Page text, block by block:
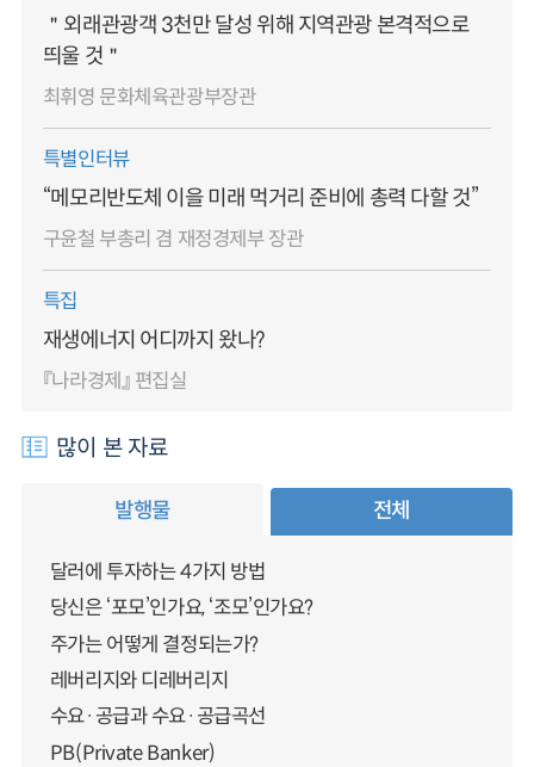
＂외래관광객 3천만 달성 위해 지역관광 본격적으로
띄울 것＂
최휘영 문화체육관광부장관
특별인터뷰
“메모리반도체 이을 미래 먹거리 준비에 총력 다할 것”
구윤철 부총리 겸 재정경제부 장관
특집
재생에너지 어디까지 왔나?
『나라경제』 편집실
많이 본 자료
발행물 전체
달러에 투자하는 4가지 방법
당신은 ‘포모’인가요, ‘조모’인가요?
주가는 어떻게 결정되는가?
레버리지와 디레버리지
수요·공급과 수요·공급곡선
PB(Private Banker)